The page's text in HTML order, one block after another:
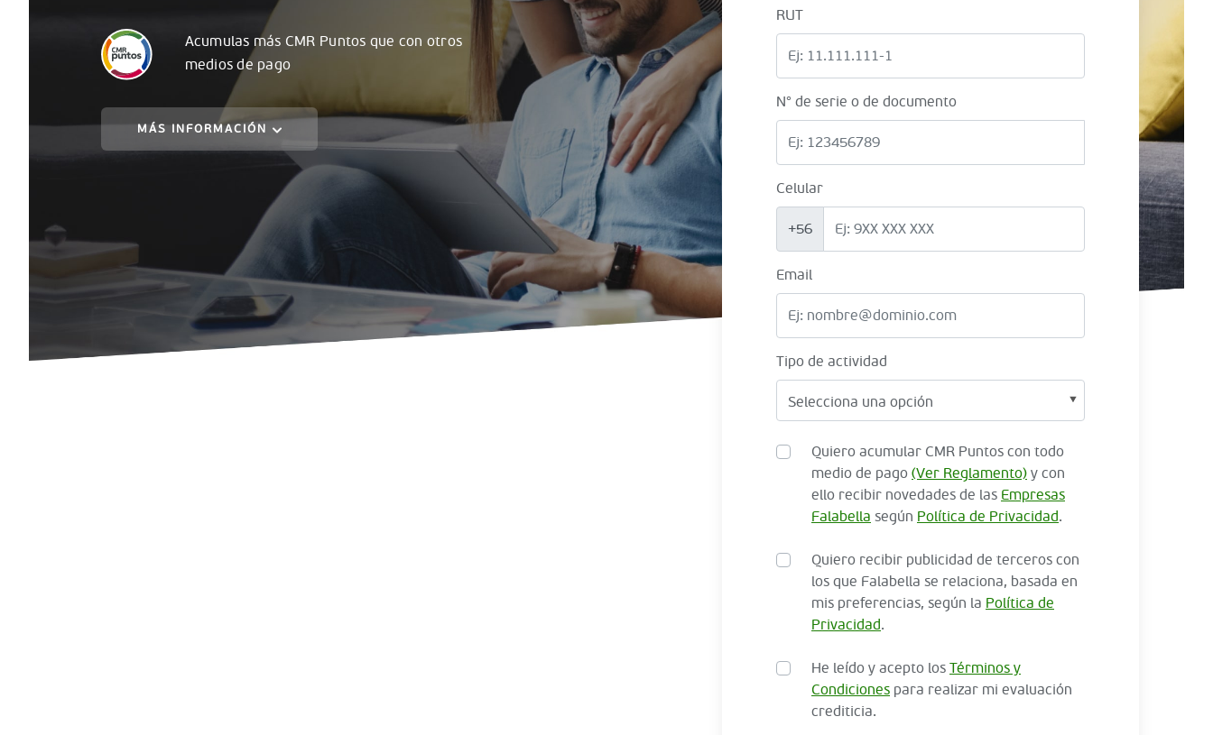
Acumulas más CMR Puntos que con otros
medios de pago
MÁS INFORMACIÓN
RUT
N° de serie o de documento
Celular
+56
Email
Tipo de actividad
Quiero acumular CMR Puntos con todo
medio de pago (Ver Reglamento) y con
ello recibir novedades de las Empresas
Falabella según Política de Privacidad.
Quiero recibir publicidad de terceros con
los que Falabella se relaciona, basada en
mis preferencias, según la Política de
Privacidad.
He leído y acepto los Términos y
Condiciones para realizar mi evaluación
crediticia.